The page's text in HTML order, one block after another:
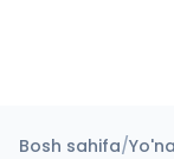
Bosh sahifa/